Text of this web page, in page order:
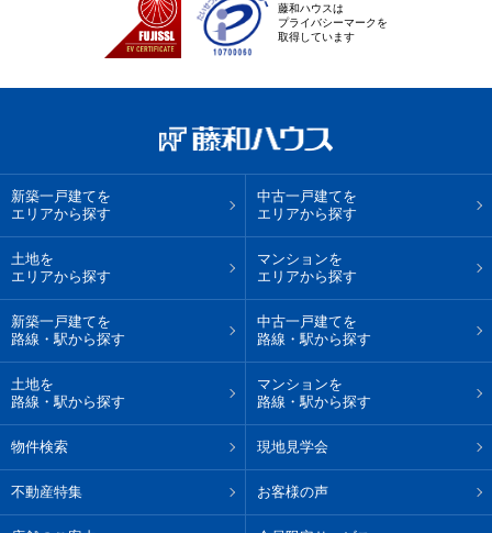
藤和ハウスは
プライバシーマークを
取得しています
新築一戸建てを
エリアから探す
中古一戸建てを
エリアから探す
土地を
エリアから探す
マンションを
エリアから探す
新築一戸建てを
路線・駅から探す
中古一戸建てを
路線・駅から探す
土地を
路線・駅から探す
マンションを
路線・駅から探す
物件検索 現地見学会
不動産特集 お客様の声